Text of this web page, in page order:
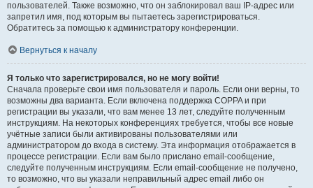
пользователей. Также возможно, что он заблокировал ваш IP-адрес или
запретил имя, под которым вы пытаетесь зарегистрироваться.
Обратитесь за помощью к администратору конференции.
Вернуться к началу
Я только что зарегистрировался, но не могу войти!
Сначала проверьте свои имя пользователя и пароль. Если они верны, то
возможны два варианта. Если включена поддержка COPPA и при
регистрации вы указали, что вам менее 13 лет, следуйте полученным
инструкциям. На некоторых конференциях требуется, чтобы все новые
учётные записи были активированы пользователями или
администратором до входа в систему. Эта информация отображается в
процессе регистрации. Если вам было прислано email-сообщение,
следуйте полученным инструкциям. Если email-сообщение не получено,
то возможно, что вы указали неправильный адрес email либо он